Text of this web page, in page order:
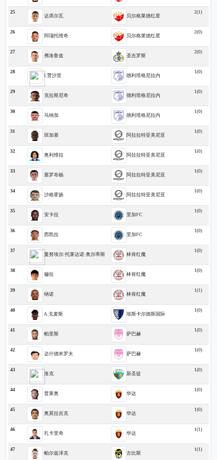
25
达席尔瓦 贝尔格莱德红星
2(1)
26
阿瑙托维奇 贝尔格莱德红星
2(0)
27
弗洛鲁兹 圣吉罗斯
2(0)
28
I.贾沙里 德利塔格尼拉内
1(0)
29
克拉斯尼奇 德利塔格尼拉内
1(0)
30
马纳加 德利塔格尼拉内
1(0)
31
班加基 阿拉拉特亚美尼亚
1(0)
32
奥利维拉 阿拉拉特亚美尼亚
1(0)
33
塞罗布杨 阿拉拉特亚美尼亚
1(0)
34
沙格霍扬 阿拉拉特亚美尼亚
1(0)
35
安卡拉 里加FC
1(0)
36
西凯拉 里加FC
1(0)
37
曼努埃尔·托莱达诺·奥尔蒂斯 林肯红魔
1(0)
38
穆拉 林肯红魔
1(0)
39
纳诺 林肯红魔
1(1)
40
A.戈麦斯 埃斯卡尔德斯国际
1(0)
41
帕里斯 萨巴赫
1(0)
42
达什德米罗夫 萨巴赫
1(0)
43
洛克 新圣徒
1(0)
44
普莱奥 华达
1(0)
45
奥莫拉吉克 华达
1(0)
46
扎卡里奇 华达
1(1)
47
帕尔兹泽克 古比斯
1(1)